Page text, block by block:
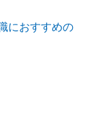
におすすめの